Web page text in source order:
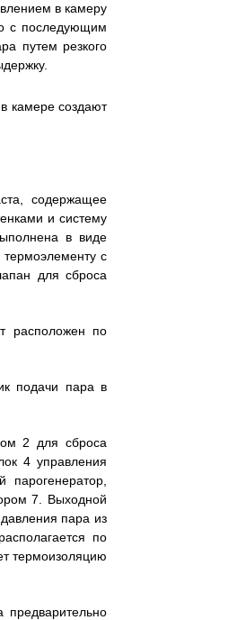
в камеру
с последующим
путем резкого
камере создают
содержащее
и систему
в виде
с
для сброса
расположен по
подачи пара в
2 для сброса
4 управления
7. Выходной
пара из
по
термоизоляцию